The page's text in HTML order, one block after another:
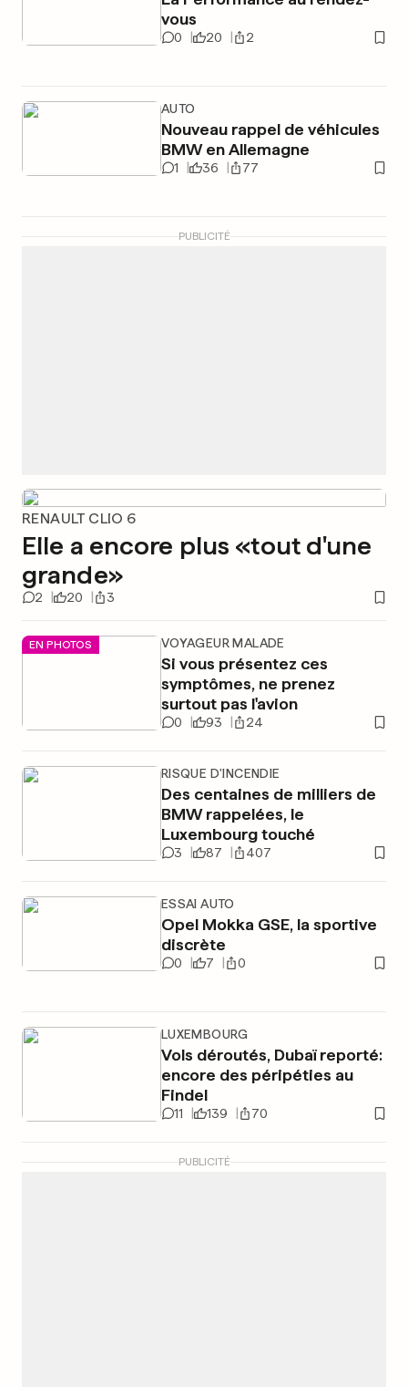
vous
0 20 2
AUTO
Nouveau rappel de véhicules
BMW en Allemagne
1 36 77
PUBLICITÉ
RENAULT CLIO 6
Elle a encore plus «tout d'une
grande»
2 20 3
EN PHOTOS VOYAGEUR MALADE
Si vous présentez ces
symptômes, ne prenez
surtout pas l'avion
0 93 24
RISQUE D'INCENDIE
Des centaines de milliers de
BMW rappelées, le
Luxembourg touché
3 87 407
ESSAI AUTO
Opel Mokka GSE, la sportive
discrète
0 7 0
LUXEMBOURG
Vols déroutés, Dubaï reporté:
encore des péripéties au
Findel
11 139 70
PUBLICITÉ